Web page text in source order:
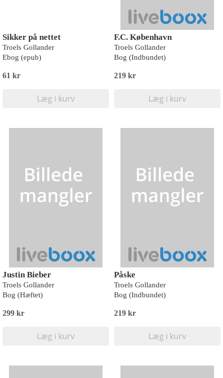
Sikker på nettet
Troels Gollander
Ebog (epub)
61 kr
Læg i kurv
F.C. København
Troels Gollander
Bog (Indbundet)
219 kr
Læg i kurv
Justin Bieber
Troels Gollander
Bog (Hæftet)
299 kr
Læg i kurv
Påske
Troels Gollander
Bog (Indbundet)
219 kr
Læg i kurv